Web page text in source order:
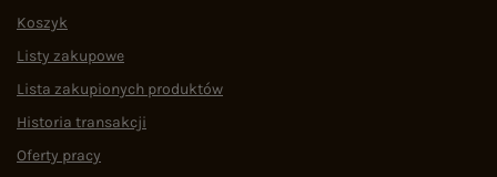
Koszyk
Listy zakupowe
Lista zakupionych produktów
Historia transakcji
Oferty pracy